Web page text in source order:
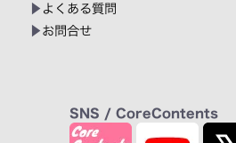
よくある質問
お問合せ
SNS / CoreContents